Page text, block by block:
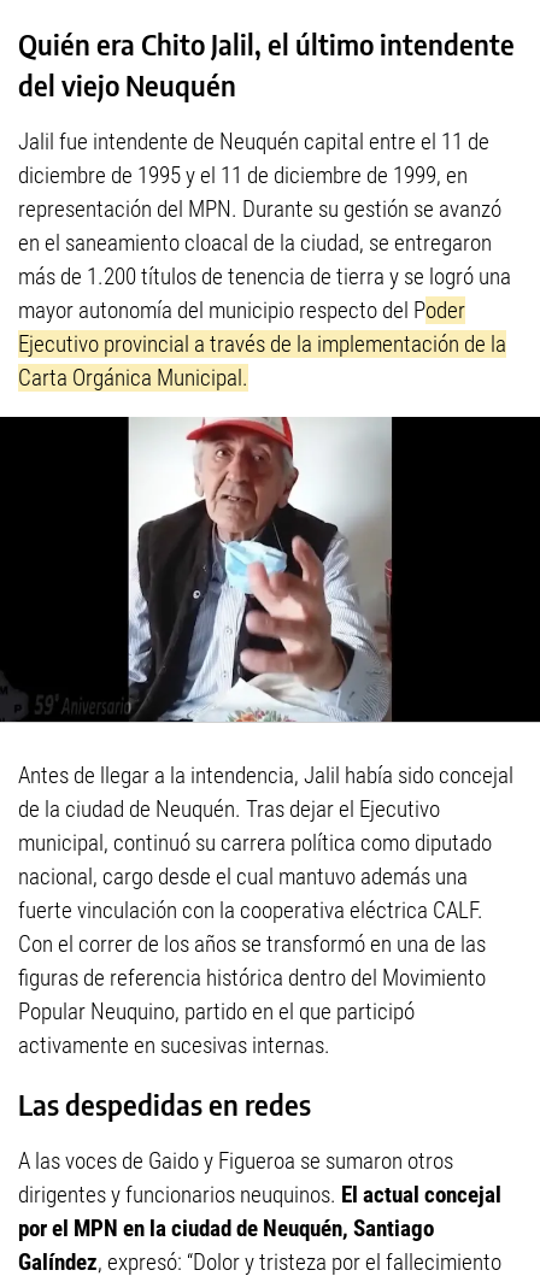
Quién era Chito Jalil, el último intendente
del viejo Neuquén
Jalil fue intendente de Neuquén capital entre el 11 de
diciembre de 1995 y el 11 de diciembre de 1999, en
representación del MPN. Durante su gestión se avanzó
en el saneamiento cloacal de la ciudad, se entregaron
más de 1.200 títulos de tenencia de tierra y se logró una
mayor autonomía del municipio respecto del Poder
Ejecutivo provincial a través de la implementación de la
Carta Orgánica Municipal.
Antes de llegar a la intendencia, Jalil había sido concejal
de la ciudad de Neuquén. Tras dejar el Ejecutivo
municipal, continuó su carrera política como diputado
nacional, cargo desde el cual mantuvo además una
fuerte vinculación con la cooperativa eléctrica CALF.
Con el correr de los años se transformó en una de las
figuras de referencia histórica dentro del Movimiento
Popular Neuquino, partido en el que participó
activamente en sucesivas internas.
Las despedidas en redes
A las voces de Gaido y Figueroa se sumaron otros
dirigentes y funcionarios neuquinos. El actual concejal
por el MPN en la ciudad de Neuquén, Santiago
Galíndez, expresó: “Dolor y tristeza por el fallecimiento